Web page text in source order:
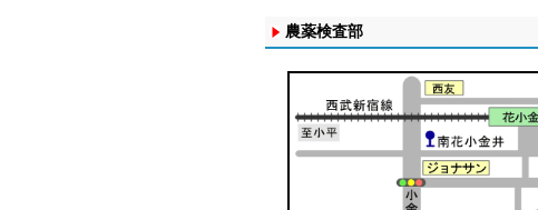
農薬検査部